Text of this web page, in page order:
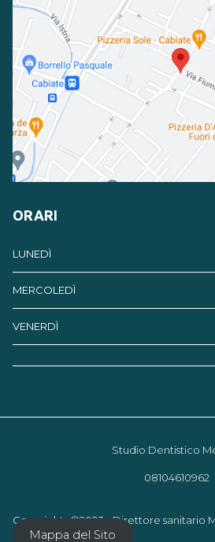
ORARI
LUNEDÌ
MERCOLEDÌ
VENERDÌ
Studio Dentistico
08104610962
Copyrights ©2023 - Direttore sanitario
Mappa del Sito